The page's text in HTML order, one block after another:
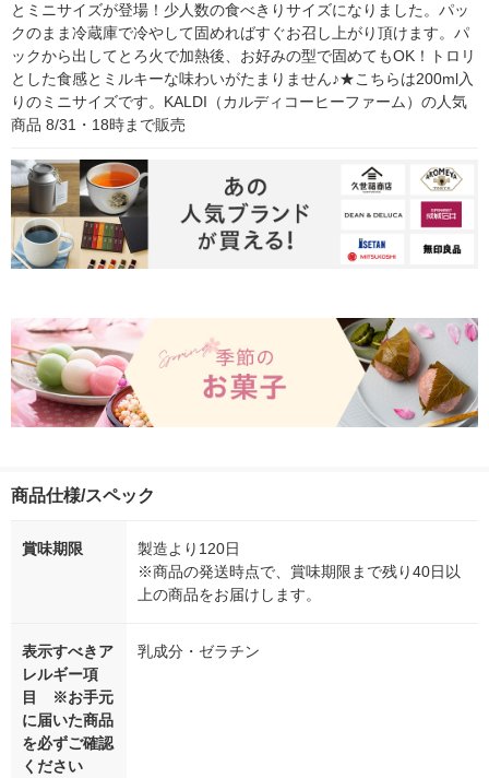
とミニサイズが登場！少人数の食べきりサイズになりました。パッ
クのまま冷蔵庫で冷やして固めればすぐお召し上がり頂けます。パ
ックから出してとろ火で加熱後、お好みの型で固めてもOK！トロリ
とした食感とミルキーな味わいがたまりません♪★こちらは200ml入
りのミニサイズです。KALDI（カルディコーヒーファーム）の人気
商品 8/31・18時まで販売
商品仕様/スペック
賞味期限
製造より120日
※商品の発送時点で、賞味期限まで残り40日以
上の商品をお届けします。
表示すべきア
レルギー項
目 ※お手元
に届いた商品
を必ずご確認
ください
乳成分・ゼラチン